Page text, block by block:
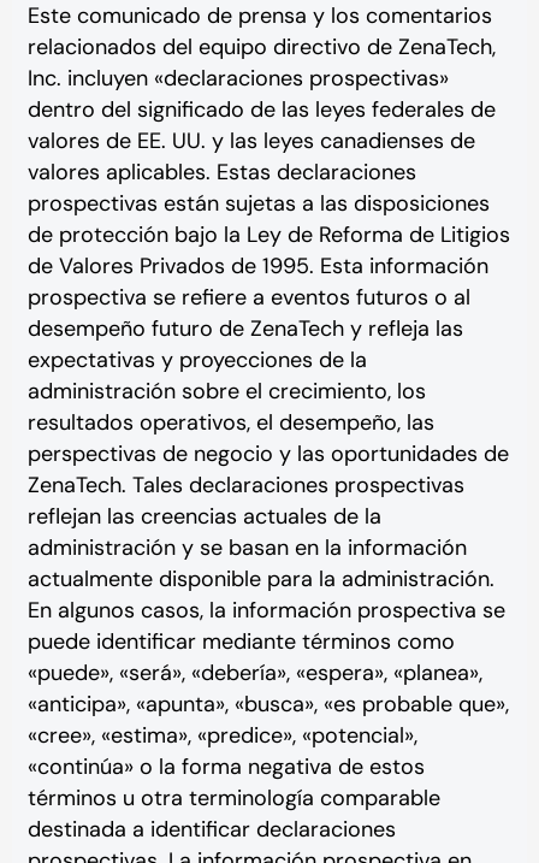
Este comunicado de prensa y los comentarios
relacionados del equipo directivo de ZenaTech,
Inc. incluyen «declaraciones prospectivas»
dentro del significado de las leyes federales de
valores de EE. UU. y las leyes canadienses de
valores aplicables. Estas declaraciones
prospectivas están sujetas a las disposiciones
de protección bajo la Ley de Reforma de Litigios
de Valores Privados de 1995. Esta información
prospectiva se refiere a eventos futuros o al
desempeño futuro de ZenaTech y refleja las
expectativas y proyecciones de la
administración sobre el crecimiento, los
resultados operativos, el desempeño, las
perspectivas de negocio y las oportunidades de
ZenaTech. Tales declaraciones prospectivas
reflejan las creencias actuales de la
administración y se basan en la información
actualmente disponible para la administración.
En algunos casos, la información prospectiva se
puede identificar mediante términos como
«puede», «será», «debería», «espera», «planea»,
«anticipa», «apunta», «busca», «es probable que»,
«cree», «estima», «predice», «potencial»,
«continúa» o la forma negativa de estos
términos u otra terminología comparable
destinada a identificar declaraciones